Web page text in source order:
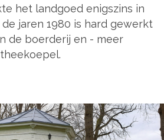
het landgoed enigszins in
jaren 1980 is hard gewerkt
de boerderij en - meer